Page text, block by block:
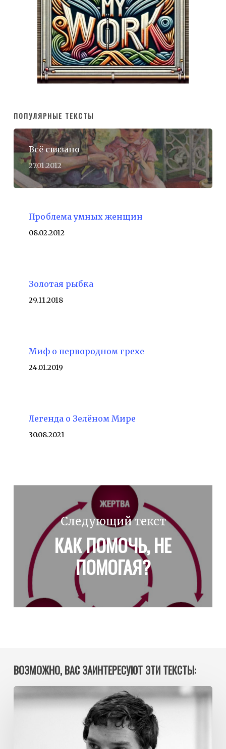
ПОПУЛЯРНЫЕ ТЕКСТЫ
Всё связано
27.01.2012
Проблема умных женщин
08.02.2012
Золотая рыбка
29.11.2018
Миф о первородном грехе
24.01.2019
Легенда о Зелёном Мире
30.08.2021
Следующий текст
КАК ПОМОЧЬ, НЕ
ПОМОГАЯ?
ВОЗМОЖНО, ВАС ЗАИНТЕРЕСУЮТ ЭТИ ТЕКСТЫ: